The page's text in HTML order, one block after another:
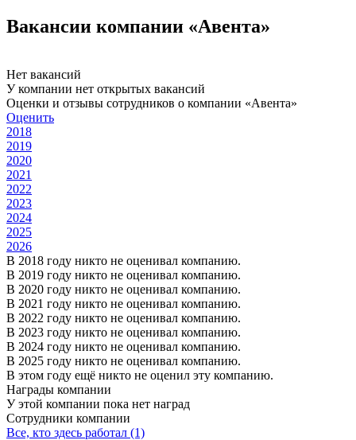
Вакансии компании «Авента»
Нет вакансий
У компании нет открытых вакансий
Оценки и отзывы сотрудников о компании «Авента»
Оценить
2018
2019
2020
2021
2022
2023
2024
2025
2026
В 2018 году никто не оценивал компанию.
В 2019 году никто не оценивал компанию.
В 2020 году никто не оценивал компанию.
В 2021 году никто не оценивал компанию.
В 2022 году никто не оценивал компанию.
В 2023 году никто не оценивал компанию.
В 2024 году никто не оценивал компанию.
В 2025 году никто не оценивал компанию.
В этом году ещё никто не оценил эту компанию.
Награды компании
У этой компании пока нет наград
Сотрудники компании
Все, кто здесь работал (1)